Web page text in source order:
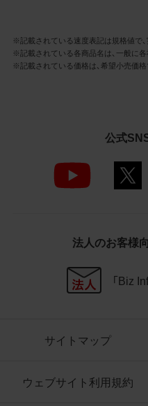
データ利用規約の
されることがあり
商品写真
お客様は、商品写
等の一切の権利が
2.利用許諾
当社商品の販売活
合を除く）に関す
ます。当社からの
データを利用する
※記載されている速度表記は規格値で
※記載されている各商品名は、一般に
※記載されている価格は、希望小売価格
公式
法人のお客様
「Biz
サイトマップ
ウェブサイト利用規約